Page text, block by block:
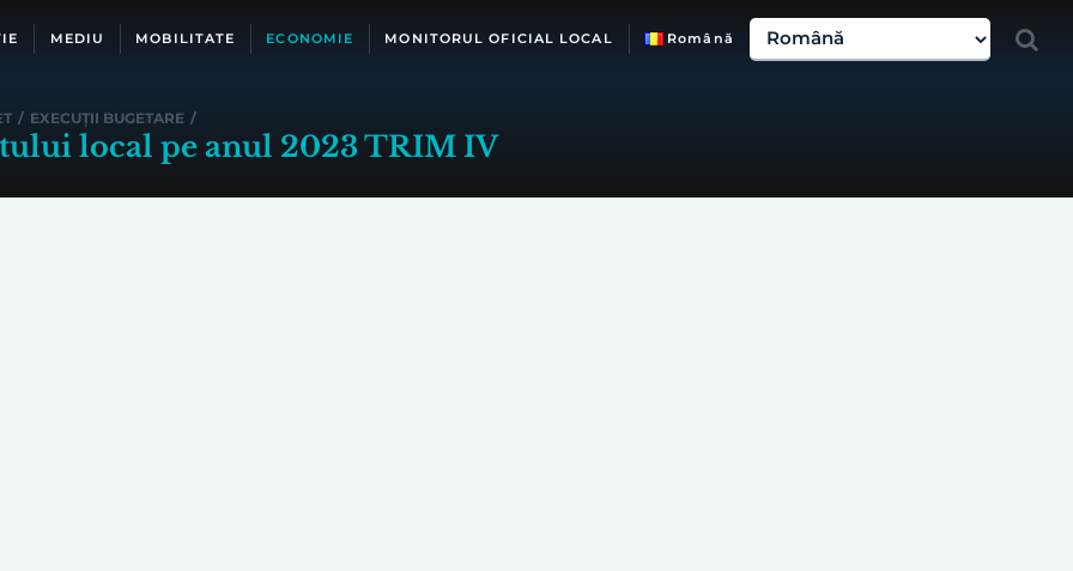
MEDIU MOBILITATE ECONOMIE MONITORUL OFICIAL LOCAL Română
/ EXECUȚII BUGETARE /
local pe anul 2023 TRIM IV